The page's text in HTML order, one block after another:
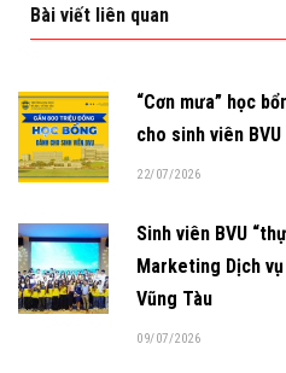
Bài viết liên quan
“Cơn mưa” học
cho sinh viên BVU
22/07/2026
Sinh viên BVU
Marketing Dịch
Vũng Tàu
09/07/2026